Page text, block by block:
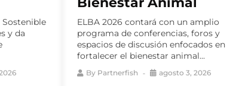
y
en
El médico veterinario Marcelo Imilan,
Licenciado en Ciencias Veterinarias por
la Universidad Austral de Chile y
Diplomado en Habilidades Ejecutivas...
ByPartnerfish julio 31, 2026